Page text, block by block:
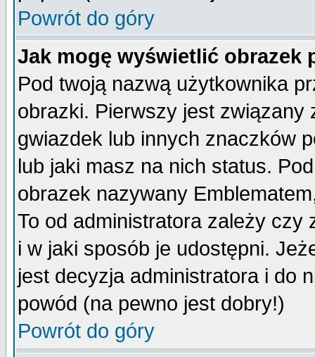
Powrót do góry
Jak mogę wyświetlić obrazek
Pod twoją nazwą użytkownika
obrazki. Pierwszy jest
gwiazdek lub innych znaczków
lub jaki masz na nich status.
obrazek nazywany
To od administratora zależy czy
i w jaki sposób je udostępni.
jest decyzja administratora i do
powód (na pewno jest dobry!)
Powrót do góry